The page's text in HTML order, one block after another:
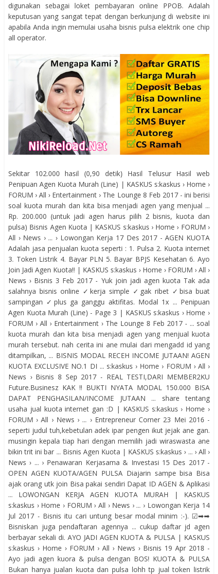
digunakan sebagai loket pembayaran online PPOB. Adalah
keputusan yang sangat tepat dengan berkunjung di website ini
apabila Anda ingin memulai usaha bisnis pulsa elektrik one chip
all operator.
Sekitar 102.000 hasil (0,90 detik) Hasil Telusur Hasil web
Penipuan Agen Kuota Murah (Line) | KASKUS s:kaskus › Home ›
FORUM › All › Entertainment › The Lounge 8 Feb 2017 - ini berisi
soal kuota murah dan kita bisa menjadi agen yang menjual ...
Rp. 200.000 (untuk jadi agen harus pilih 2 bisnis, kuota dan
pulsa) Bisnis Agen Kuota | KASKUS s:kaskus › Home › FORUM ›
All › News › ... › Lowongan Kerja 17 Des 2017 - AGEN KUOTA
Adalah jasa penjualan kuota seperti : 1. Pulsa 2. Kuota internet
3. Token Listrik 4. Bayar PLN 5. Bayar BPJS Kesehatan 6. Ayo
Join Jadi Agen Kuota!! | KASKUS s:kaskus › Home › FORUM › All ›
News › Bisnis 3 Feb 2017 - Yuk join jadi agen kuota Tak ada
salahnya bisnis online ✓kerja simple ✓gak ribet ✓bisa buat
sampingan ✓plus ga ganggu aktifitas. Modal 1x ... Penipuan
Agen Kuota Murah (Line) - Page 3 | KASKUS s:kaskus › Home ›
FORUM › All › Entertainment › The Lounge 8 Feb 2017 - ... soal
kuota murah dan kita bisa menjadi agen yang menjual kuota
murah tersebut. nah cerita ini ane mulai dari mengadd id yang
ditampilkan, ... BISNIS MODAL RECEH INCOME JUTAAN! AGEN
KUOTA EXCLUSIVE NO.1 DI ... s:kaskus › Home › FORUM › All ›
News › Bisnis 8 Sep 2017 - REAL TESTI,DARI MEMBER2KU
Future.Businesz KAK !! BUKTI NYATA MODAL 150.000 BISA
DAPAT PENGHASILAN/INCOME JUTAAN ... share tentang
usaha jual kuota internet gan :D | KASKUS s:kaskus › Home ›
FORUM › All › News › ... › Entrepreneur Corner 23 Mei 2016 -
seperti judul tuh,kebetulan adek ipar pengen ikut jejak ane gan.
musingin kepala tiap hari dengan memilih jadi wiraswasta ane
bikin trit ini bar ... Bisnis Agen Kuota | KASKUS s:kaskus › ... › All ›
News › ... › Penawaran Kerjasama & Investasi 15 Des 2017 -
OPEN AGEN KUOTA/AGEN PULSA Diajarin sampe bisa Bisa
ajak orang utk join Bisa pakai sendiri Dapat ID AGEN & Aplikasi
... LOWONGAN KERJA AGEN KUOTA MURAH | KASKUS
s:kaskus › Home › FORUM › All › News › ... › Lowongan Kerja 14
Jul 2017 - Bisnis itu cari untung besar modal minim :-). ☑➡➡
Bisniskan juga pendaftaran agennya ... cukup daftar jd agen
berbayar sekali di. AYO JADI AGEN KUOTA & PULSA | KASKUS
s:kaskus › Home › FORUM › All › News › Bisnis 19 Apr 2018 -
Ayo jadi agen kuora & pulsa dengan BOS! KUOTA & PULSA
Bukan hanya jualan kuota dan pulsa lohh tp jual token listrik